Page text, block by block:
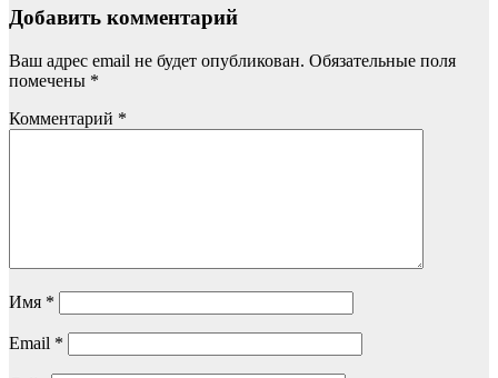
Добавить комментарий
Ваш адрес email не будет опубликован. Обязательные поля
помечены *
Комментарий *
Имя *
Email *